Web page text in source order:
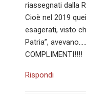
riassegnati dalla
Cioè nel 2019
esagerati, visto
Patria”,
COMPLIMENTI!!!!
Rispondi